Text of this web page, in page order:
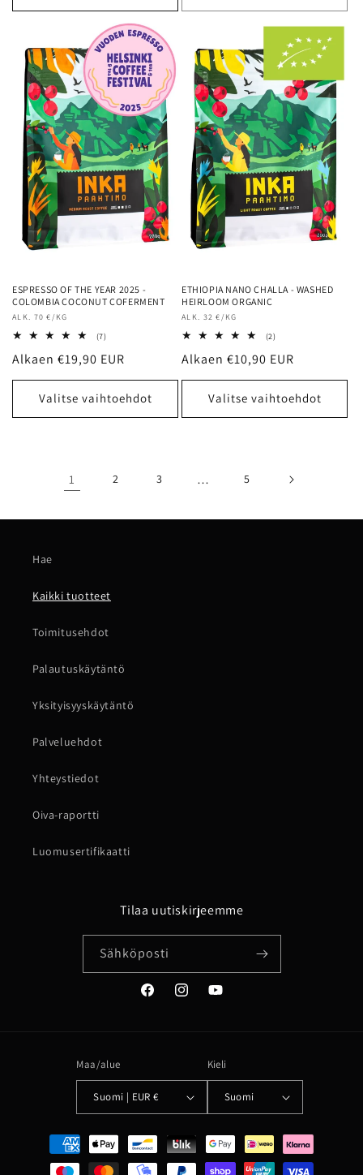
ESPRESSO OF THE YEAR 2025 -
COLOMBIA COCONUT COFERMENT
Myyjä:
ALK. 70 €/KG
(7)7
yhteensä
Normaalihinta
Alkaen €19,90 EUR
Valitse vaihtoehdot
ETHIOPIA NANO CHALLA - WASHED
HEIRLOOM ORGANIC
Myyjä:
ALK. 32 €/KG
(2)2
yhteensä
Normaalihinta
Alkaen €10,90 EUR
Valitse vaihtoehdot
1 2 3 … 5
Hae
Kaikki tuotteet
Toimitusehdot
Palautuskäytäntö
Yksityisyyskäytäntö
Palveluehdot
Yhteystiedot
Oiva-raportti
Luomusertifikaatti
Tilaa uutiskirjeemme
Sähköposti
FacebookInstagramYouTube
Maa/alue
Suomi | EUR €
Kieli
Suomi
Maksutavat